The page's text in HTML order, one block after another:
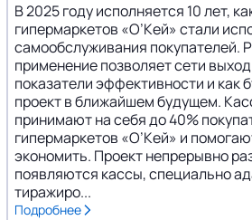
В 2025 году исполняется 10 лет,
гипермаркетов «О’Кей» стали
самообслуживания покупателей.
применение позволяет сети
показатели эффективности и как
проект в ближайшем будущем.
принимают на себя до 40%
гипермаркетов «О’Кей» и
экономить. Проект непрерывно
появляются кассы, специально
тиражиро...
Подробнее